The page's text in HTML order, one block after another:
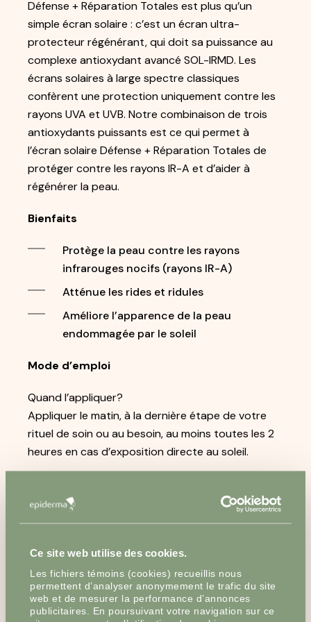
Ce site web utilise des cookies.
Les fichiers témoins (cookies) recueillis nous
permettent d’analyser anonymement le trafic du site
web et de mesurer la performance d’annonces
publicitaires. En poursuivant votre navigation sur ce
Défense + Réparation Totales est plus qu’un
simple écran solaire : c’est un écran ultra-
protecteur régénérant, qui doit sa puissance au
complexe antioxydant avancé SOL-IRMD. Les
écrans solaires à large spectre classiques
confèrent une protection uniquement contre les
rayons UVA et UVB. Notre combinaison de trois
antioxydants puissants est ce qui permet à
l’écran solaire Défense + Réparation Totales de
protéger contre les rayons IR-A et d’aider à
régénérer la peau.
Bienfaits
Protège la peau contre les rayons
infrarouges nocifs (rayons IR-A)
Atténue les rides et ridules
Améliore l’apparence de la peau
endommagée par le soleil
Mode d’emploi
Quand l’appliquer?
Appliquer le matin, à la dernière étape de votre
rituel de soin ou au besoin, au moins toutes les 2
heures en cas d’exposition directe au soleil.
Appliquer sur tout le visage (sur le cou et le
décolleté si désiré) et sur les autres régions
Comment l’appliquer?
Déposer une quantité sur le dos de la main et
appliquer généreusement sur le visage et les
ÉTAPE SUIVANTE